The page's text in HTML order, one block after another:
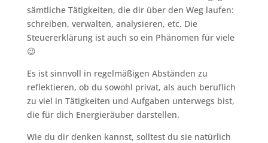
sämtliche Tätigkeiten, die dir über den Weg laufen:
schreiben, verwalten, analysieren, etc. Die
Steuererklärung ist auch so ein Phänomen für viele
😉
Es ist sinnvoll in regelmäßigen Abständen zu
reflektieren, ob du sowohl privat, als auch beruflich
zu viel in Tätigkeiten und Aufgaben unterwegs bist,
die für dich Energieräuber darstellen.
Wie du dir denken kannst, solltest du sie natürlich